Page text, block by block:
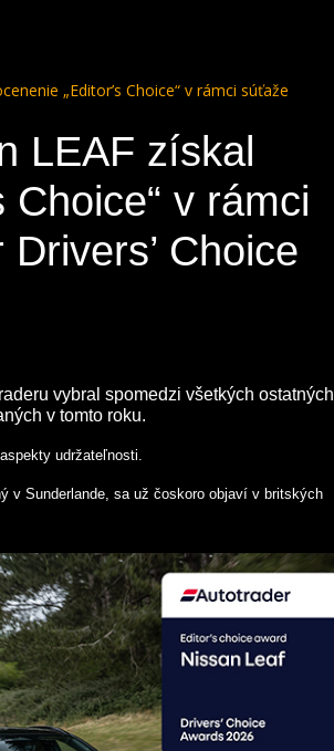
„Editor’s Choice“ v rámci súťaže
LEAF získal
Choice“ v rámci
Choice
vybral spomedzi všetkých ostatných
v tomto roku.
udržateľnosti.
v Sunderlande, sa už čoskoro objaví v britských